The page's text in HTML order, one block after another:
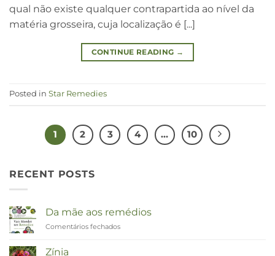
qual não existe qualquer contrapartida ao nível da
matéria grosseira, cuja localização é [...]
CONTINUE READING →
Posted in Star Remedies
1 2 3 4 … 10
RECENT POSTS
Da mãe aos remédios
Comentários fechados
Zínia